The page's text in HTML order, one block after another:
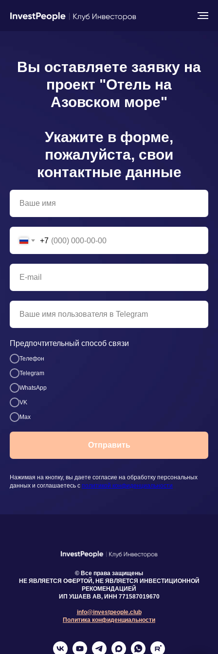
Вы оставляете заявку на
проект "Отель на
Азовском море"
Укажите в форме,
пожалуйста, свои
контактные данные
+7
Предпочтительный способ связи
Телефон
Telegram
WhatsApp
VK
Max
Отправить
Нажимая на кнопку, вы даете согласие на обработку персональных
данных и соглашаетесь c политикой конфиденциальности
© Все права защищены
НЕ ЯВЛЯЕТСЯ ОФЕРТОЙ, НЕ ЯВЛЯЕТСЯ ИНВЕСТИЦИОННОЙ
РЕКОМЕНДАЦИЕЙ
ИП УШАЕВ АВ, ИНН 771587019670
info@investpeople.club
Политика конфиденциальности